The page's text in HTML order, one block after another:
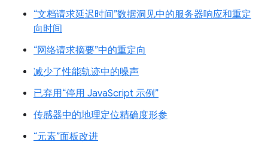
“文档请求延迟时间”数据洞见中的服务器响应和重定
向时间
“网络请求摘要”中的重定向
减少了性能轨迹中的噪声
已弃用“停用 JavaScript 示例”
传感器中的地理定位精确度形参
“元素”面板改进